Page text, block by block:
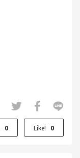
0 Like! 0